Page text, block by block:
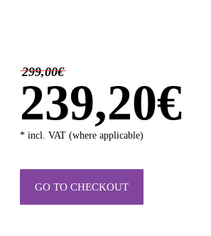
299,00€
239,20€
* incl. VAT (where applicable)
GO TO CHECKOUT